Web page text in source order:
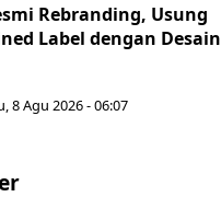
Rebranding, Usung
Label dengan Desain
8 Agu 2026 - 06:07